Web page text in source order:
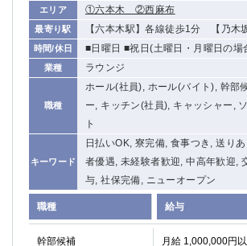
エリア ①六本木 ②西麻布
最寄り駅 【六本木駅】各線徒歩1分 【乃木
時間/休日 ■日曜日 ■祝日(土曜日・月曜日の場
業種 ラウンジ
職種
ホール(社員), ホール(バイト), 幹部
ー, キッチン(社員), キャッシャー,
ト
キーワード
日払いOK, 寮完備, 食事つき, 送り
者優遇, 未経験者歓迎, 中高年歓迎,
与, 社保完備, ニューオープン
職種 給与
幹部候補 月給 1,000,000円